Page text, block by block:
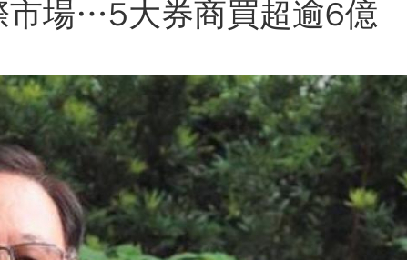
市場…5大券商買超逾6億